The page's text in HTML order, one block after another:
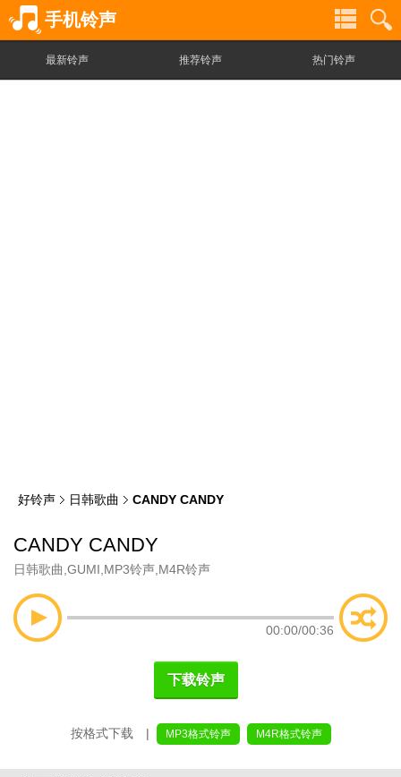
手机铃声
最新铃声 推荐铃声 热门铃声
好铃声 日韩歌曲 CANDY CANDY
CANDY CANDY
日韩歌曲 GUMI MP3铃声 M4R铃声
00:00/00:36
下载铃声
按格式下载 | MP3格式铃声 M4R格式铃声